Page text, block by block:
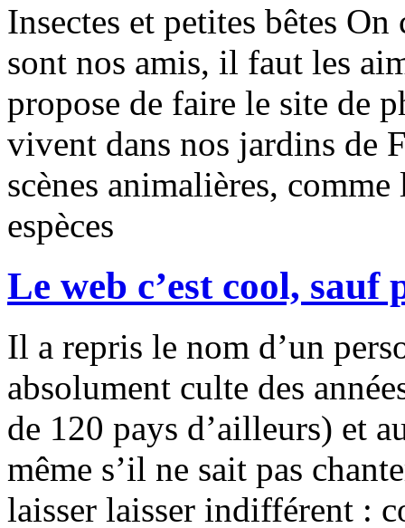
Insectes et petites bêtes
sont nos amis, il faut les
propose de faire le site de
vivent dans nos jardins de
scènes animalières,
espèces
Le web c’est cool, sauf
Il a repris le nom d’un
absolument culte des
de 120 pays d’ailleurs) et
même s’il ne sait pas
laisser laisser indifférent :